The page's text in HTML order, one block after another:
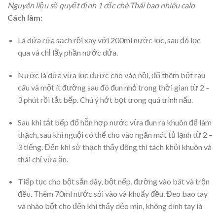
Nguyên liệu sẽ quyết định 1 cốc chè Thái bao nhiêu calo
Cách làm:
Lá dứa rửa sạch rồi xay với 200ml nước lọc, sau đó lọc
qua và chỉ lấy phần nước dứa.
Nước lá dứa vừa lọc được cho vào nồi, đổ thêm bột rau
câu và một ít đường sau đó đun nhỏ trong thời gian từ 2 –
3 phút rồi tắt bếp. Chú ý hớt bọt trong quá trình nấu.
Sau khi tắt bếp đổ hỗn hợp nước vừa đun ra khuôn để làm
thạch, sau khi nguội có thể cho vào ngăn mát tủ lạnh từ 2 –
3 tiếng. Đến khi sờ thạch thấy đông thì tách khỏi khuôn và
thái chỉ vừa ăn.
Tiếp tục cho bột sắn dây, bột nếp, đường vào bát và trộn
đều. Thêm 70ml nước sôi vào và khuấy đều. Đeo bao tay
và nhào bột cho đến khi thấy dẻo mịn, không dính tay là